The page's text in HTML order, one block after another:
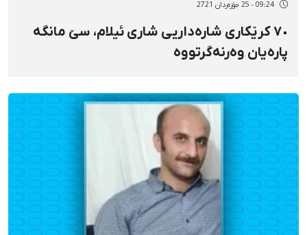
09:24 - 25 جۆزەردان 2721
٧٠ کرێکاری شارەداریی شاری ئیلام، سێ مانگە
پارەیان وەرنەگرتووە